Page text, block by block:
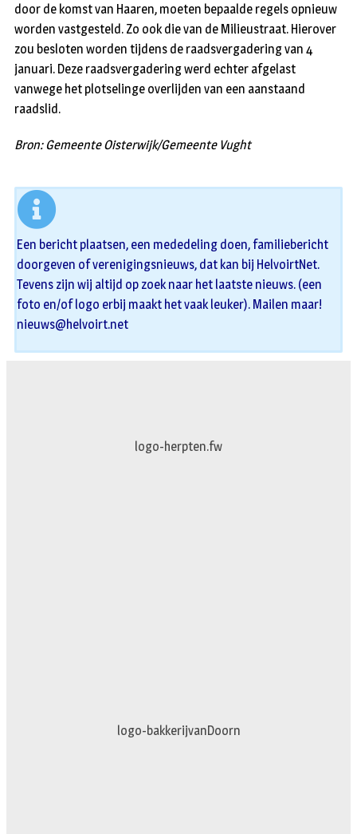
logo-herpten.fw
logo-bakkerijvanDoorn
door de komst van Haaren, moeten bepaalde regels opnieuw
worden vastgesteld. Zo ook die van de Milieustraat. Hierover
zou besloten worden tijdens de raadsvergadering van 4
januari. Deze raadsvergadering werd echter afgelast
vanwege het plotselinge overlijden van een aanstaand
raadslid.
Bron: Gemeente Oisterwijk/Gemeente Vught
Een bericht plaatsen, een mededeling doen, familiebericht
doorgeven of verenigingsnieuws, dat kan bij HelvoirtNet.
Tevens zijn wij altijd op zoek naar het laatste nieuws. (een
foto en/of logo erbij maakt het vaak leuker). Mailen maar!
nieuws@helvoirt.net